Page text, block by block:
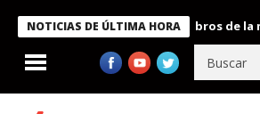
NOTICIAS DE ÚLTIMA HORA
Bukele condecora a miembros de la